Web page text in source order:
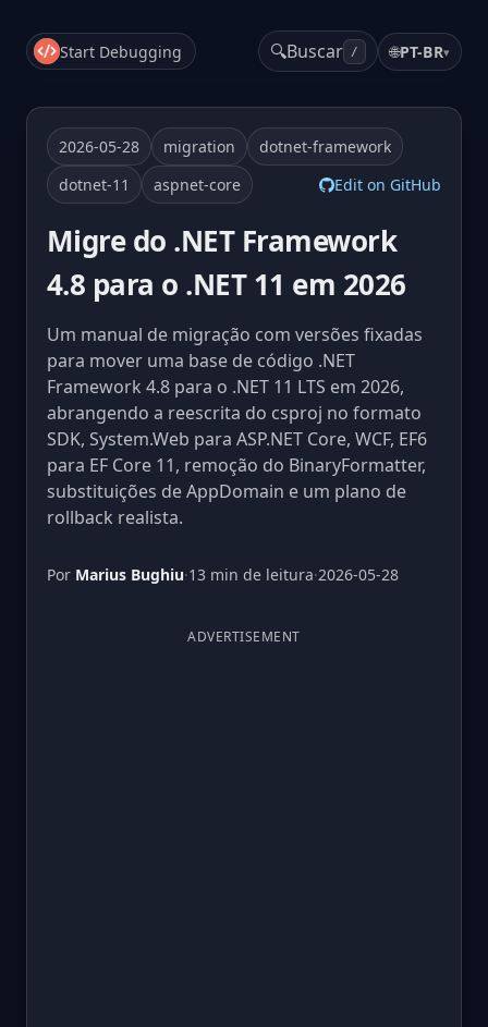
Start Debugging 🔍Buscar / 🌐PT-BR▾
2026-05-28 migration
dotnet-framework
dotnet-11
aspnet-core Edit on GitHub
Migre do .NET Framework
4.8 para o .NET 11 em 2026
Um manual de migração com versões fixadas
para mover uma base de código .NET
Framework 4.8 para o .NET 11 LTS em 2026,
abrangendo a reescrita do csproj no formato
SDK, System.Web para ASP.NET Core, WCF, EF6
para EF Core 11, remoção do BinaryFormatter,
substituições de AppDomain e um plano de
rollback realista.
Por Marius Bughiu·13 min de leitura·2026-05-28
ADVERTISEMENT